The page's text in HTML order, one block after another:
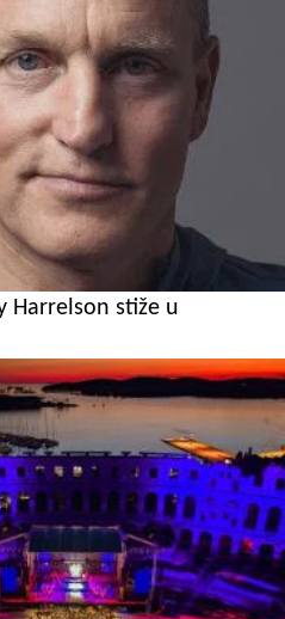
Harrelson stiže u